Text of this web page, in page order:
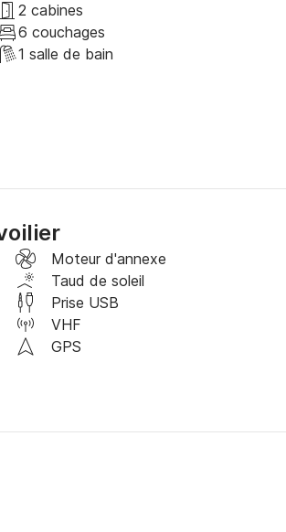
!
2 cabines
6 couchages
1 salle de bain
Moteur d'annexe
Taud de soleil
Prise USB
VHF
GPS